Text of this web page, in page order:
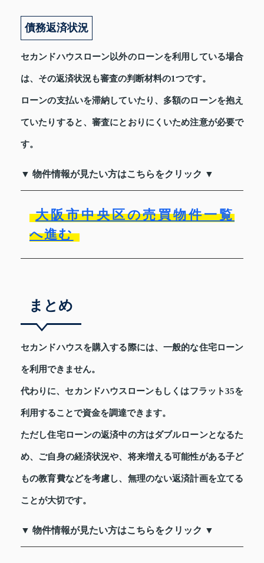
債務返済状況
セカンドハウスローン以外のローンを利用している場合
は、その返済状況も審査の判断材料の1つです。
ローンの支払いを滞納していたり、多額のローンを抱え
ていたりすると、審査にとおりにくいため注意が必要で
す。
▼ 物件情報が見たい方はこちらをクリック ▼
大阪市中央区の売買物件一覧
へ進む
まとめ
セカンドハウスを購入する際には、一般的な住宅ローン
を利用できません。
代わりに、セカンドハウスローンもしくはフラット35を
利用することで資金を調達できます。
ただし住宅ローンの返済中の方はダブルローンとなるた
め、ご自身の経済状況や、将来増える可能性がある子ど
もの教育費などを考慮し、無理のない返済計画を立てる
ことが大切です。
▼ 物件情報が見たい方はこちらをクリック ▼